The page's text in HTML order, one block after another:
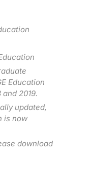
Education
and 2019.
updated,
is now
download